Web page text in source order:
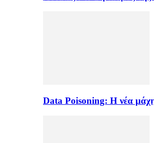
Data Poisoning: Η νέα